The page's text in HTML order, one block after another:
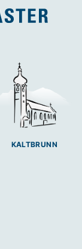
KALTBRUNN